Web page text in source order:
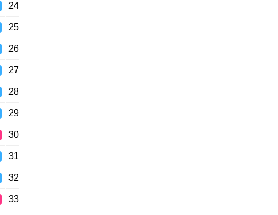
24
25
26
27
28
29
30
31
32
33